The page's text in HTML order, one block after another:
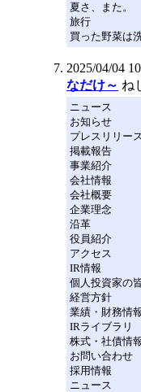
夏さ、また。
旅行
買った野菜は
2025/04/04
なだけ～ ね
ニュース
お知らせ
プレスリリース
掲載報告
事業紹介
会社情報
会社概要
企業理念
沿革
役員紹介
アクセス
IR情報
個人投資家の
経営方針
業績・財務情
IRライブラリ
株式・社債情
お問い合わせ
採用情報
ニュース